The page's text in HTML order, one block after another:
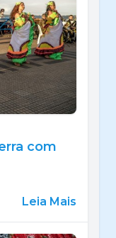
com
Leia Mais